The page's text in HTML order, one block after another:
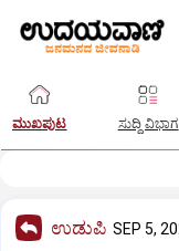
ಮುಖಪುಟ ಸುದ್ದಿ ವಿಭಾಗ
ಉಡುಪಿ SEP 5,